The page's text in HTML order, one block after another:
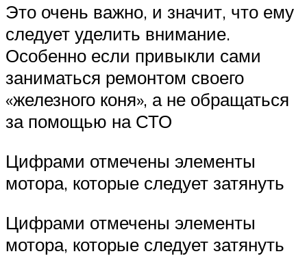
Это очень важно, и значит, что ему
следует уделить внимание.
Особенно если привыкли сами
заниматься ремонтом своего
«железного коня», а не обращаться
за помощью на СТО
Цифрами отмечены элементы
мотора, которые следует затянуть
Цифрами отмечены элементы
мотора, которые следует затянуть